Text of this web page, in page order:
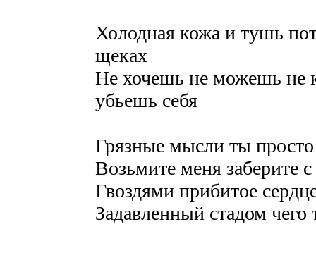
Холодная кожа и тушь
щеках
Не хочешь не можешь не
убьешь себя
Грязные мысли ты
Возьмите меня заберите
Гвоздями прибитое
Задавленный стадом чего